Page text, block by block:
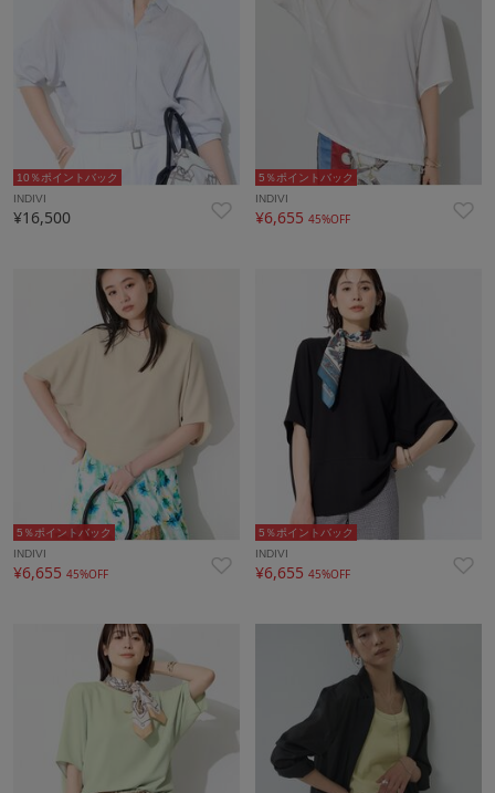
10％ポイントバック
INDIVI
¥16,500
5％ポイントバック
INDIVI
¥6,65545%OFF
5％ポイントバック
INDIVI
¥6,655 45%OFF
5％ポイントバック
INDIVI
¥6,65545%OFF